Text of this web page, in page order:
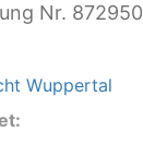
Nr. 872950
Wuppertal